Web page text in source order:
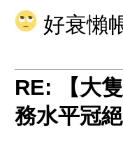
好衰懶
RE: 【大
務水平冠